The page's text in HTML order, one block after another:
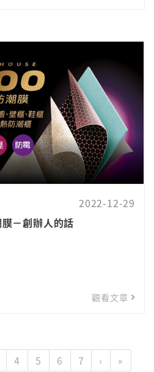
2022-12-29
－創辦人的話
觀看文章
4 5 6 7 › »